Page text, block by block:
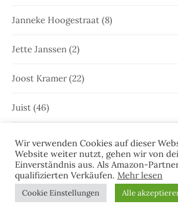
Janneke Hoogestraat (8)
Jette Janssen (2)
Joost Kramer(22)
Juist (46)
Julia Brunjes(170)
Katalog(1)
Wir verwenden Cookies auf dieser
Website weiter nutzt, gehen wir von
Einverständnis aus. Als Amazon-
qualifizierten Verkäufen. Mehr lesen
Cookie Einstellungen Alle